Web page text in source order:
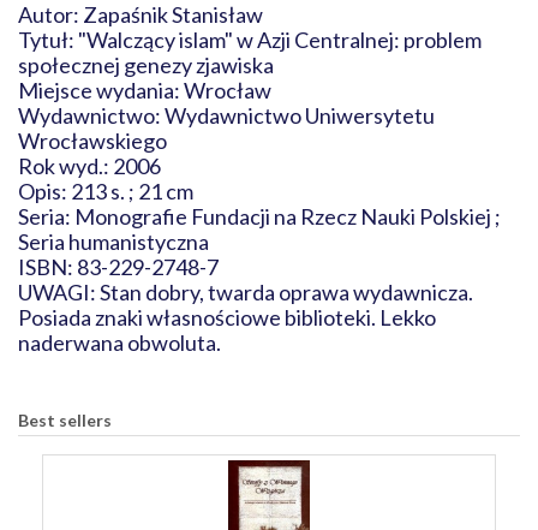
Autor: Zapaśnik Stanisław
Tytuł: "Walczący islam" w Azji Centralnej: problem
społecznej genezy zjawiska
Miejsce wydania: Wrocław
Wydawnictwo: Wydawnictwo Uniwersytetu
Wrocławskiego
Rok wyd.: 2006
Opis: 213 s. ; 21 cm
Seria: Monografie Fundacji na Rzecz Nauki Polskiej ;
Seria humanistyczna
ISBN: 83-229-2748-7
UWAGI: Stan dobry, twarda oprawa wydawnicza.
Posiada znaki własnościowe biblioteki. Lekko
naderwana obwoluta.
Best sellers